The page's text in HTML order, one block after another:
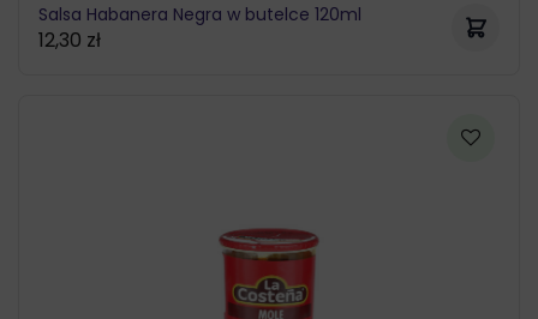
Salsa Habanera Negra w butelce 120ml
12,30 zł